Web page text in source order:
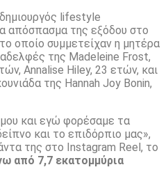
lifestyle
απόσπασμα της εξόδου στο
οποίο συμμετείχαν η μητέρα
της Madeleine Frost,
Annalise Hiley, 23 ετών, και
της Hannah Joy Bonin,
και εγώ φορέσαμε τα
και το επιδόρπιο μας»,
της στο Instagram Reel, το
από 7,7 εκατομμύρια